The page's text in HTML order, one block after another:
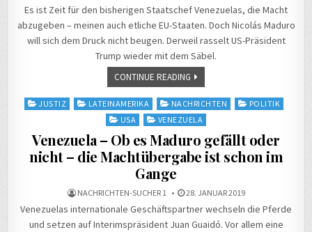
Es ist Zeit für den bisherigen Staatschef Venezuelas, die Macht
abzugeben – meinen auch etliche EU-Staaten. Doch Nicolás Maduro
will sich dem Druck nicht beugen. Derweil rasselt US-Präsident
Trump wieder mit dem Säbel.
CONTINUE READING
Posted
JUSTIZ LATEINAMERIKA NACHRICHTEN
POLITIK
USA
VENEZUELA
Venezuela – Ob es Maduro gefällt oder
nicht – die Machtübergabe ist schon im
Gange
NACHRICHTEN-SUCHER 1 28. JANUAR 2019
Venezuelas internationale Geschäftspartner wechseln die Pferde
und setzen auf Interimspräsident Juan Guaidó. Vor allem eine